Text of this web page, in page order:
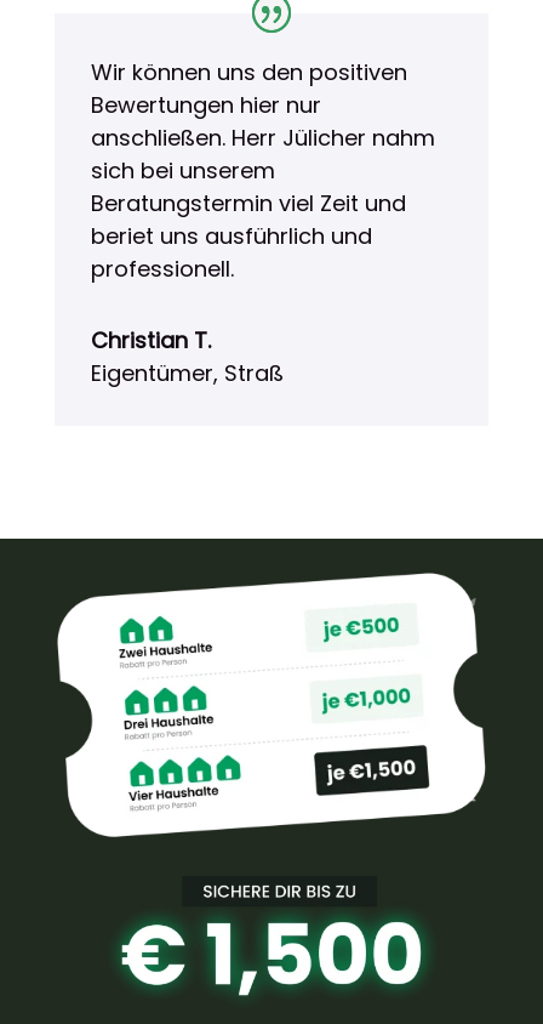
Wir können uns den positiven
Bewertungen hier nur
anschließen. Herr Jülicher nahm
sich bei unserem
Beratungstermin viel Zeit und
beriet uns ausführlich und
professionell.
Christian T.
Eigentümer, Straß